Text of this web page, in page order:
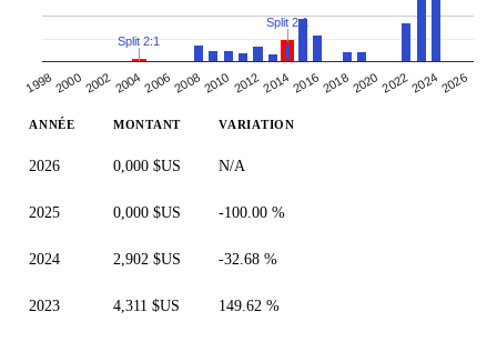
1998200020022004200620082010 20122014201620182020202220242026
Split 2:1
Split 2:1
ANNÉE MONTANT VARIATION
2026 0,000 $US N/A
2025 0,000 $US -100.00 %
2024 2,902 $US -32.68 %
2023 4,311 $US 149.62 %